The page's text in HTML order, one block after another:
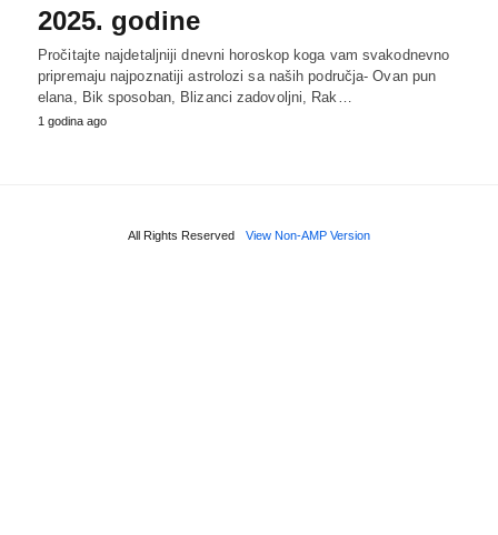
2025. godine
Pročitajte najdetaljniji dnevni horoskop koga vam svakodnevno
pripremaju najpoznatiji astrolozi sa naših područja- Ovan pun
elana, Bik sposoban, Blizanci zadovoljni, Rak…
1 godina ago
All Rights Reserved View Non-AMP Version